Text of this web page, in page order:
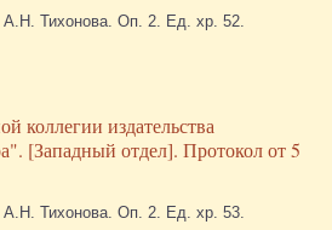
Тихонова. Оп. 2. Ед. хр. 52.
коллегии издательства
[Западный отдел]. Протокол от 5
Тихонова. Оп. 2. Ед. хр. 53.